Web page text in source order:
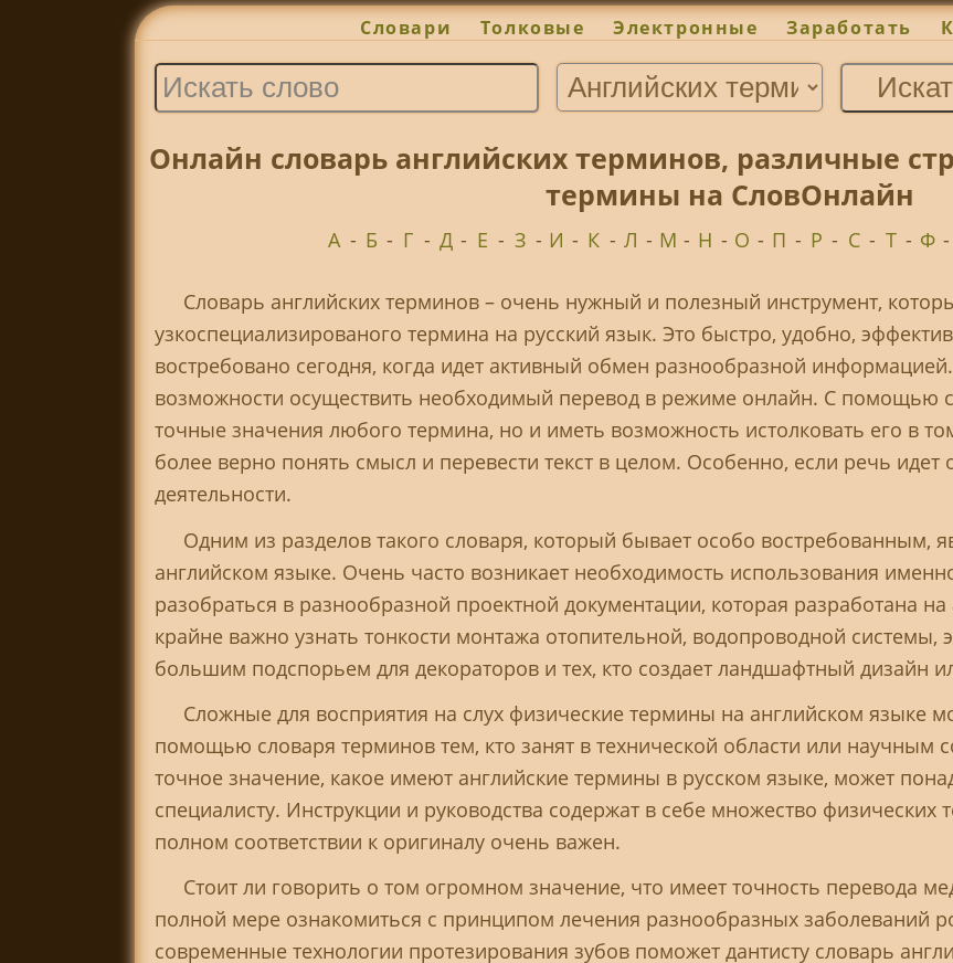
Словари Толковые Электронные Заработать
Онлайн словарь английских терминов, различные
термины на СловОнлайн
А - Б - Г - Д - Е - З - И - К - Л - М - Н - О - П - Р - С - Т - Ф -
Словарь английских терминов – очень нужный и полезный инструмент,
узкоспециализированого термина на русский язык. Это быстро, удобно,
востребовано сегодня, когда идет активный обмен разнообразной
возможности осуществить необходимый перевод в режиме онлайн. С помощью
точные значения любого термина, но и иметь возможность истолковать его в
более верно понять смысл и перевести текст в целом. Особенно, если речь идет
деятельности.
Одним из разделов такого словаря, который бывает особо востребованным,
английском языке. Очень часто возникает необходимость использования
разобраться в разнообразной проектной документации, которая разработана
крайне важно узнать тонкости монтажа отопительной, водопроводной системы,
большим подспорьем для декораторов и тех, кто создает ландшафтный дизайн
Сложные для восприятия на слух физические термины на английском языке
помощью словаря терминов тем, кто занят в технической области или научным
точное значение, какое имеют английские термины в русском языке, может
специалисту. Инструкции и руководства содержат в себе множество физических
полном соответствии к оригиналу очень важен.
Стоит ли говорить о том огромном значение, что имеет точность перевода
полной мере ознакомиться с принципом лечения разнообразных заболеваний
современные технологии протезирования зубов поможет дантисту словарь